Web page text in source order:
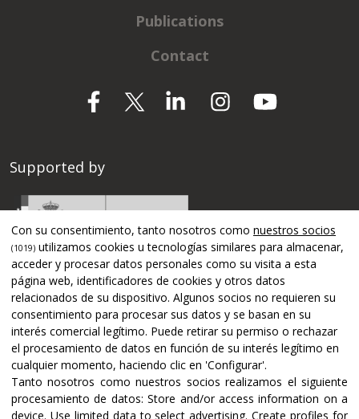
Publications
Contact
Supported by
Certifications and accreditations
Con su consentimiento, tanto nosotros como nuestros socios
(1019) utilizamos cookies u tecnologías similares para almacenar,
acceder y procesar datos personales como su visita a esta
página web, identificadores de cookies y otros datos
relacionados de su dispositivo. Algunos socios no requieren su
consentimiento para procesar sus datos y se basan en su
interés comercial legítimo. Puede retirar su permiso o rechazar
el procesamiento de datos en función de su interés legítimo en
cualquier momento, haciendo clic en 'Configurar'.
Tanto nosotros como nuestros socios realizamos el siguiente
procesamiento de datos:Store and/or access information on a
device. Use limited data to select advertising.Create profiles for